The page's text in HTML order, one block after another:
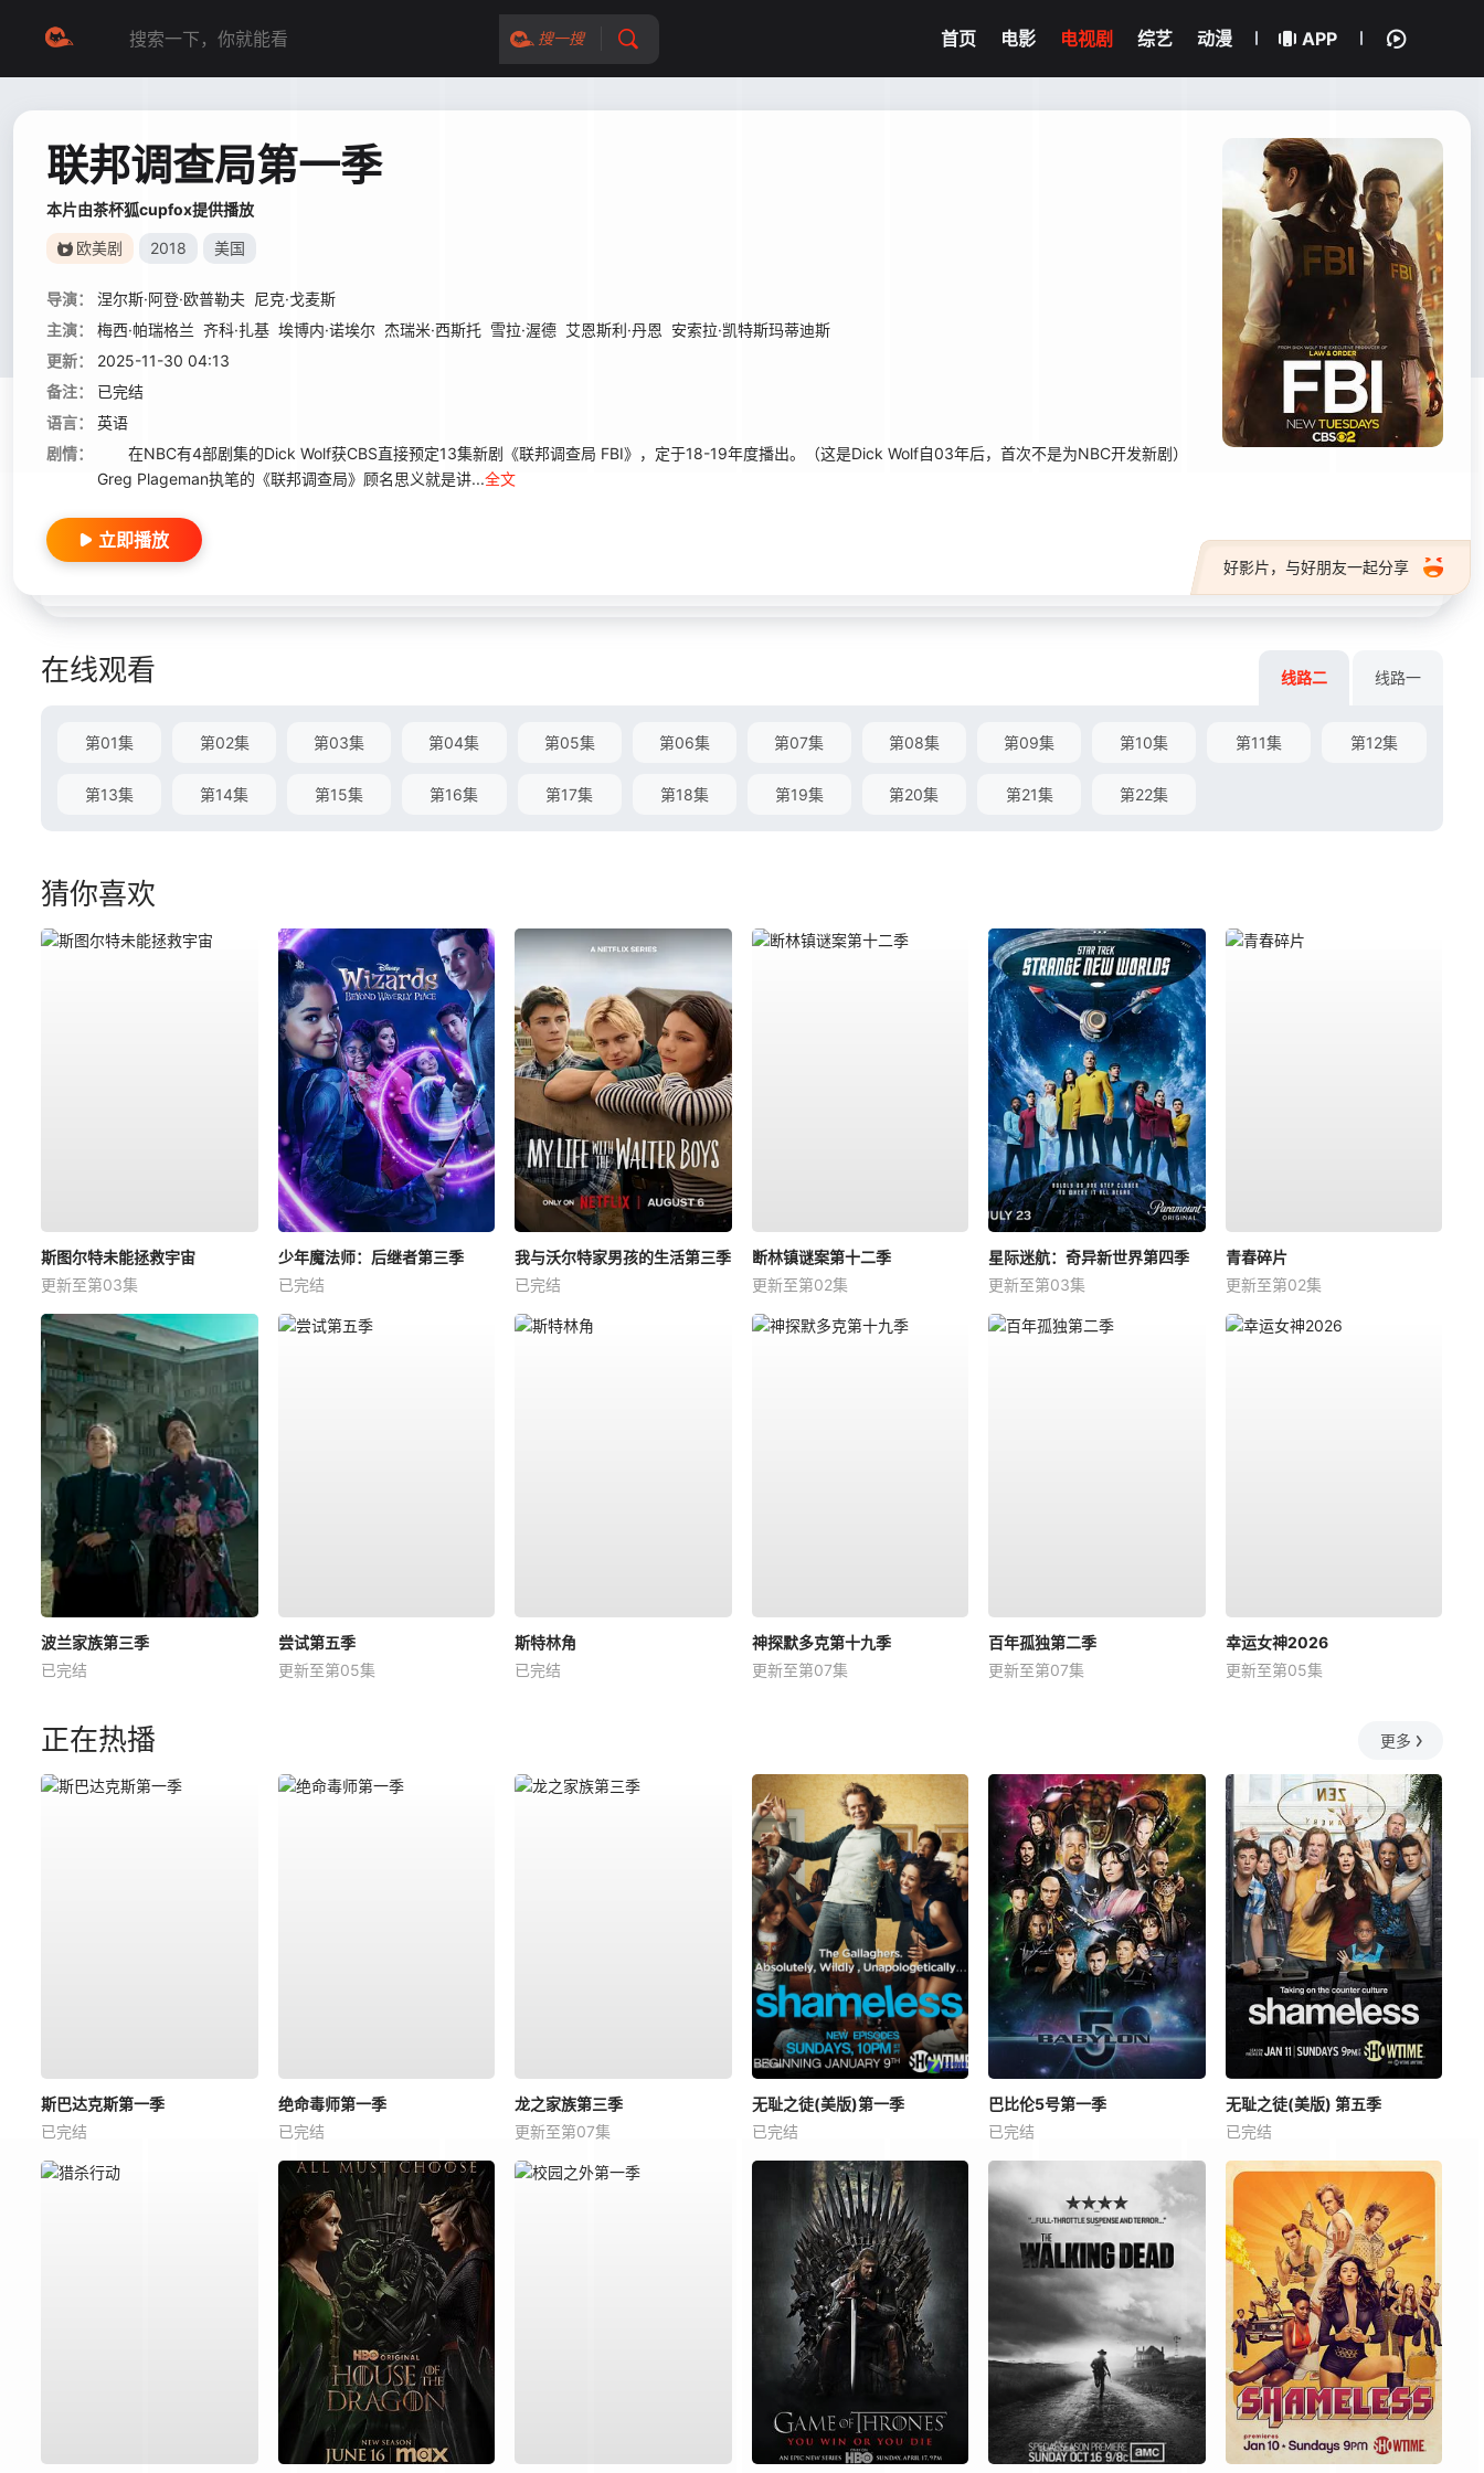
搜一搜 首页 电影 电视剧 综艺 动漫 APP
联邦调查局第一季
本片由茶杯狐cupfox提供播放
欧美剧 2018 美国
导演： 涅尔斯·阿登·欧普勒夫 尼克·戈麦斯
主演：
梅西·帕瑞格兰 齐科·扎基 埃博内·诺埃尔 杰瑞米·西斯托 雪拉·渥德 艾恩斯利·丹恩 安索拉·凯特斯玛蒂迪斯
更新：
2025-11-30 04:13
备注：
已完结
语言：
英语
剧情：
在NBC有4部剧集的Dick Wolf获CBS直接预定13集新剧《联邦调查局 FBI》，定于18-19年度播出。（这是Dick Wolf自03年后，首次不是为NBC开发新剧）
Greg Plageman执笔的《联邦调查局》顾名思义就是讲...全文
好影片，与好朋友一起分享
立即播放
在线观看 线路二 线路一
第01集 第02集 第03集 第04集 第05集 第06集 第07集 第08集 第09集 第10集 第11集 第12集
第13集 第14集 第15集 第16集 第17集 第18集 第19集 第20集 第21集 第22集
猜你喜欢
斯图尔特未能拯救宇宙
更新至第03集
少年魔法师：后继者第三季
已完结
我与沃尔特家男孩的生活第三季
已完结
断林镇谜案第十二季
更新至第02集
星际迷航：奇异新世界第四季
更新至第03集
青春碎片
更新至第02集
波兰家族第三季
已完结
尝试第五季
更新至第05集
斯特林角
已完结
神探默多克第十九季
更新至第07集
百年孤独第二季
更新至第07集
幸运女神2026
更新至第05集
正在热播 更多
斯巴达克斯第一季
已完结
绝命毒师第一季
已完结
龙之家族第三季
更新至第07集
无耻之徒(美版)第一季
已完结
巴比伦5号第一季
已完结
无耻之徒(美版) 第五季
已完结